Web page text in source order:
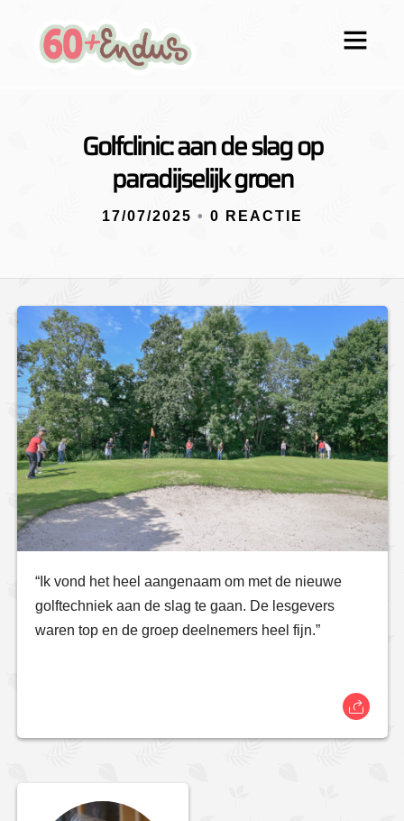
Golfclinic: aan de slag op
paradijselijk groen
17/07/2025 • 0 REACTIE
“Ik vond het heel aangenaam om met de nieuwe
golftechniek aan de slag te gaan. De lesgevers
waren top en de groep deelnemers heel fijn.”